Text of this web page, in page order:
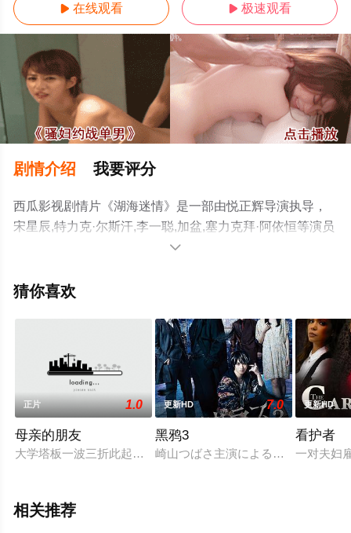
 在线观看  极速观看
剧情介绍 我要评分
西瓜影视剧情片《湖海迷情》是一部由悦正辉导演执导，
宋星辰,特力克·尔斯汗,李一聪,加盆,塞力克拜·阿依恒等演员
精彩演绎的中国大陆电影，手机免费观看高清未删减完整
影、电视猫或剧情网等平台了解。

猜你喜欢
正片 1.0
母亲的朋友
大学塔板一波三折此起彼伏，第二十岁的明星梦想的生活。但
更新HD 7.0
黑鸦3
崎山つばさ主演によるアクションエ
更新HD
看护者
一对夫妇
相关推荐